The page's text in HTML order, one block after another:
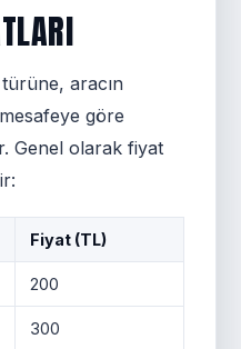
türüne, aracın
göre
Genel olarak fiyat
Fiyat (TL)
200
300